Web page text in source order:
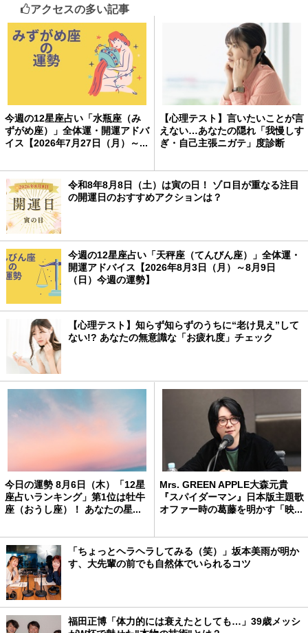
アクセスの多い記事
今週の12星座占い「水瓶座（み
ずがめ座）」全体運・開運アドバ
イス【2026年7月27日（月）～...
【心理テスト】言いたいことが言
えない…あなたの隠れ「我慢しす
ぎ・自己主張ニガテ」度診断
令和8年8月8日（土）は寅の日！ ゾロ目が重なる注目
の開運日のおすすめアクションは？
今週の12星座占い「天秤座（てんびん座）」全体運・
開運アドバイス【2026年8月3日（月）～8月9日
（日）今週の運勢】
【心理テスト】知らず知らずのうちに“老け見え”して
ない!? あなたの無意識な「お疲れ度」チェック
今日の運勢 8月6日（木）「12星
座占いランキング」第1位は牡牛
座（おうし座）！ あなたの星...
Mrs. GREEN APPLE大森元貴
『スパイダーマン』日本版主題歌
オファー時の葛藤を明かす「映...
「ちょっとヘラヘラしてみる（笑）」坂本美雨が明か
す、大先輩の前でも自然体でいられるコツ
福田正博「体力的には衰えたとしても…」39歳メッシ